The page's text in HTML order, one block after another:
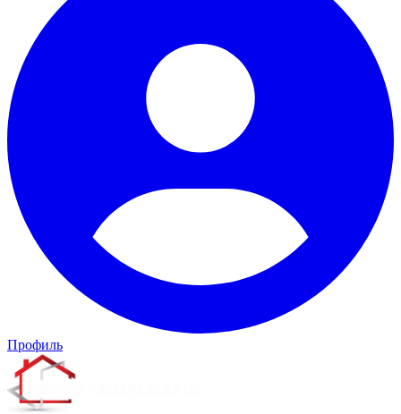
Профиль